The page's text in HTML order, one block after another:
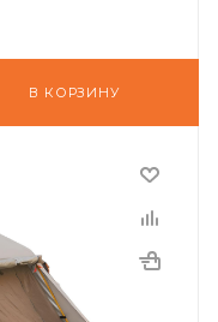
В КОРЗИНУ